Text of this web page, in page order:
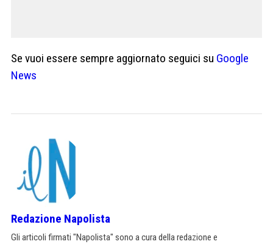
Se vuoi essere sempre aggiornato seguici su Google
News
Redazione Napolista
Gli articoli firmati "Napolista" sono a cura della redazione e